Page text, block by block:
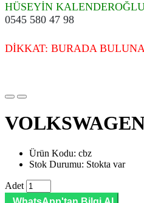
HÜSEYİN
0545 580 47 98
DİKKAT: BURADA
Ürün Kodu: cbz
Stok Durumu: Stokta var
Adet